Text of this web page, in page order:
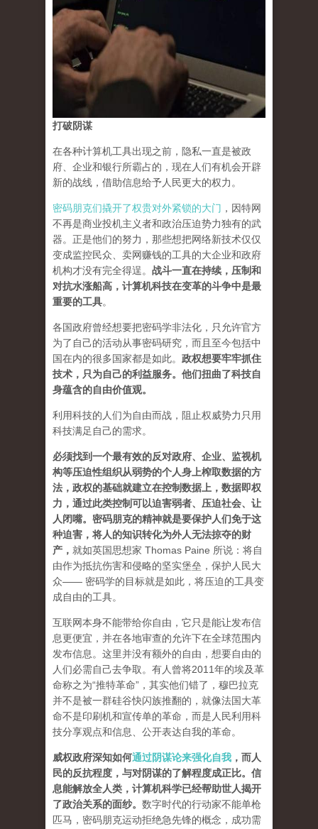
打破阴谋
在各种计算机工具出现之前，隐私一直是被政
府、企业和银行所霸占的，现在人们有机会开辟
新的战线，借助信息给予人民更大的权力。
密码朋克们撬开了权贵对外紧锁的大门 ，因特网
不再是商业投机主义者和政治压迫势力独有的武
器。正是他们的努力，那些想把网络新技术仅仅
变成监控民众、卖网赚钱的工具的大企业和政府
机构才没有完全得逞。 战斗一直在持续，压制和
对抗水涨船高，计算机科技在变革的斗争中是最
重要的工具。
各国政府曾经想要把密码学非法化，只允许官方
为了自己的活动从事密码研究，而且至今包括中
国在内的很多国家都是如此。 政权想要牢牢抓住
技术，只为自己的利益服务。他们扭曲了科技自
身蕴含的自由价值观。
利用科技的人们为自由而战，阻止权威势力只用
科技满足自己的需求。
必须找到一个最有效的反对政府、企业、监视机
构等压迫性组织从弱势的个人身上榨取数据的方
法，政权的基础就建立在控制数据上，数据即权
力，通过此类控制可以迫害弱者、压迫社会、让
人闭嘴。密码朋克的精神就是要保护人们免于这
种迫害，将人的知识转化为外人无法掠夺的财
产 ， 就如英国思想家 Thomas Paine 所说：将自
由作为抵抗伤害和侵略的坚实堡垒，保护人民大
众—— 密码学的目标就是如此，将压迫的工具变
成自由的工具。
互联网本身不能带给你自由，它只是能让发布信
息更便宜，并在各地审查的允许下在全球范围内
发布信息。这里并没有额外的自由，想要自由的
人们必需自己去争取。有人曾将2011年的埃及革
命称之为“推特革命”，其实他们错了，穆巴拉克
并不是被一群硅谷快闪族推翻的，就像法国大革
命不是印刷机和宣传单的革命，而是人民利用科
技分享观点和信息、公开表达自我的革命。
威权政府深知如何通过阴谋论来强化自我 ，而人
民的反抗程度，与对阴谋的了解程度成正比。信
息能解放全人类，计算机科学已经帮助世人揭开
了政治关系的面纱。 数字时代的行动家不能单枪
匹马，密码朋克运动拒绝急先锋的概念，成功需